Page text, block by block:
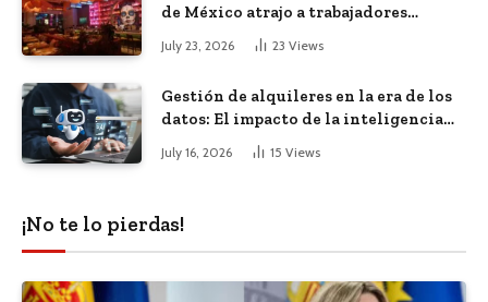
de México atrajo a trabajadores
remotos de todo el mundo
July 23, 2026 23 Views
Gestión de alquileres en la era de los
datos: El impacto de la inteligencia
July 16, 2026 15 Views
¡No te lo pierdas!